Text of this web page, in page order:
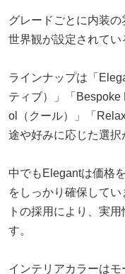
グレードごとに内装
世界観が設定されてい
ラインナップは「
ティブ）」「
ol（クール）」「
途や好みに応じた選択
中でもElegantは価格
をしっかり確保して
トの採用により、実
す。
インテリアカラーは